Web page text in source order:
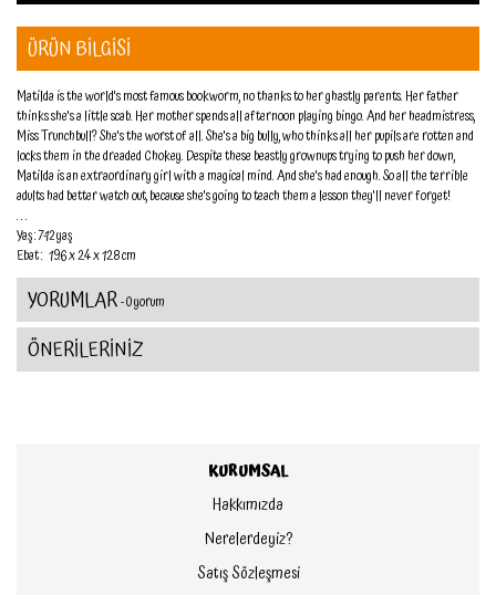
ÜRÜN BİLGİSİ
Matilda is the world's most famous bookworm, no thanks to her ghastly parents. Her father
thinks she's a little scab. Her mother spends all afternoon playing bingo. And her headmistress,
Miss Trunchbull? She's the worst of all. She's a big bully, who thinks all her pupils are rotten and
locks them in the dreaded Chokey. Despite these beastly grownups trying to push her down,
Matilda is an extraordinary girl with a magical mind. And she's had enough. So all the terrible
adults had better watch out, because she's going to teach them a lesson they'll never forget!
. . .
Yaş : 7-12 yaş
Ebat : 19.6 x 2.4 x 12.8 cm
YORUMLAR- 0 yorum
ÖNERİLERİNİZ
KURUMSAL
Hakkımızda
Nerelerdeyiz?
Satış Sözleşmesi